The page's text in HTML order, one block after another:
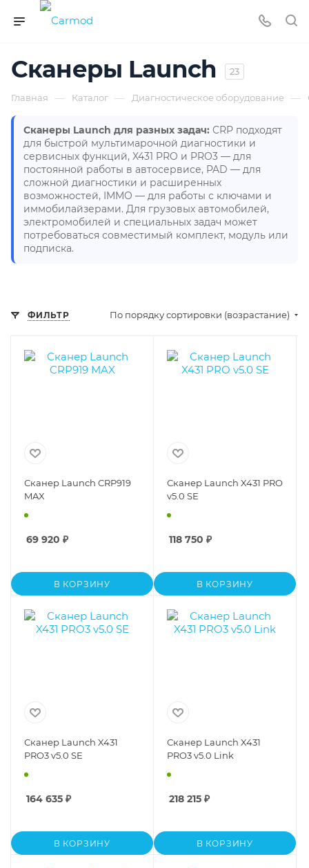
Сканеры Launch 23
Главная — Каталог — Диагностическое оборудование —
Сканеры Launch для разных задач: CRP подходят
для быстрой мультимарочной диагностики и
сервисных функций, X431 PRO и PRO3 — для
постоянной работы в автосервисе, PAD — для
сложной диагностики и расширенных
возможностей, IMMO — для работы с ключами и
иммобилайзерами. Для грузовых автомобилей,
электромобилей и специальных задач может
потребоваться совместимый комплект, модуль или
подписка.
ФИЛЬТР По порядку сортировки (возрастание)
Сканер Launch CRP919
MAX
69 920 ₽
В КОРЗИНУ
Сканер Launch X431 PRO
v5.0 SE
118 750 ₽
В КОРЗИНУ
Сканер Launch X431
PRO3 v5.0 SE
164 635 ₽
В КОРЗИНУ
Сканер Launch X431
PRO3 v5.0 Link
218 215 ₽
В КОРЗИНУ